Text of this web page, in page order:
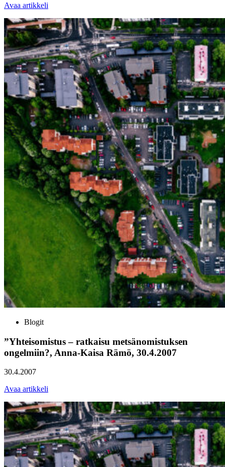
Avaa artikkeli
Blogit
”Yhteisomistus – ratkaisu metsänomistuksen
ongelmiin?, Anna-Kaisa Rämö, 30.4.2007
30.4.2007
Avaa artikkeli